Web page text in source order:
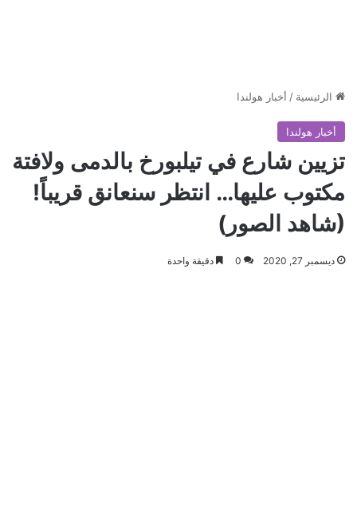
الرئيسية / أخبار هولندا
أخبار هولندا
تزيين شارع في تيلبورخ بالدمى ولافتة
مكتوب عليها… انتظر سنعانق قريباً!
(شاهد الصور)
ديسمبر 27, 2020 0 دقيقة واحدة